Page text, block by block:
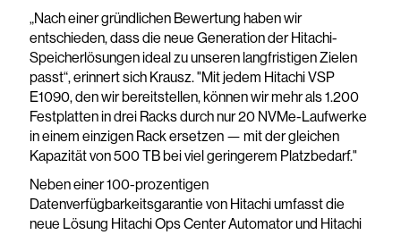
„Nach einer gründlichen Bewertung haben wir
entschieden, dass die neue Generation der Hitachi-
Speicherlösungen ideal zu unseren langfristigen Zielen
passt“, erinnert sich Krausz. "Mit jedem Hitachi VSP
E1090, den wir bereitstellen, können wir mehr als 1.200
Festplatten in drei Racks durch nur 20 NVMe-Laufwerke
in einem einzigen Rack ersetzen — mit der gleichen
Kapazität von 500 TB bei viel geringerem Platzbedarf."
Neben einer 100-prozentigen
Datenverfügbarkeitsgarantie von Hitachi umfasst die
neue Lösung Hitachi Ops Center Automator und Hitachi